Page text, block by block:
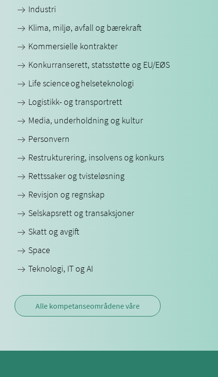
Industri
Klima, miljø, avfall og bærekraft
Kommersielle kontrakter
Konkurranserett, statsstøtte og EU/EØS
Life science og helseteknologi
Logistikk- og transportrett
Media, underholdning og kultur
Personvern
Restrukturering, insolvens og konkurs
Rettssaker og tvisteløsning
Revisjon og regnskap
Selskapsrett og transaksjoner
Skatt og avgift
Space
Teknologi, IT og AI
Alle kompetanseområdene våre